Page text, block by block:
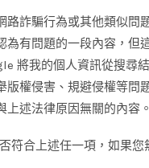
路詐騙行為或其他類似問
為有問題的一段內容，但
將我的個人資訊從搜尋
版權侵害、規避侵權等問
上述法律原因無關的內容。
符合上述任一項，如果您